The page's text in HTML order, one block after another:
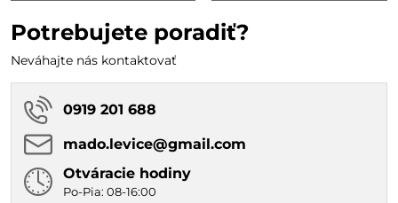
Potrebujete poradiť?
Neváhajte nás kontaktovať
0919 201 688
mado​.levice​@gmail​.com
Otváracie hodiny
Po-Pia: 08-16:00